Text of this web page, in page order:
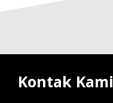
Kontak Kami